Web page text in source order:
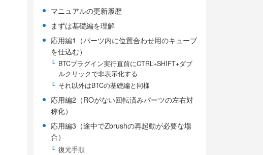
マニュアルの更新履歴
まずは基礎編を理解
応用編1（パーツ内に位置合わせ用のキューブ
を仕込む）
BTCプラグイン実行直前にCTRL+SHIFT+ダブ
ルクリックで非表示化する
それ以外はBTCの基礎編と同様
応用編2（ROがない回転済みパーツの左右対
称化）
応用編3（途中でZbrushの再起動が必要な場
合）
復元手順